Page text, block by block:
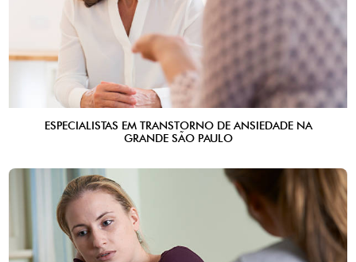
ESPECIALISTAS EM TRANSTORNO DE ANSIEDADE NA
GRANDE SÃO PAULO